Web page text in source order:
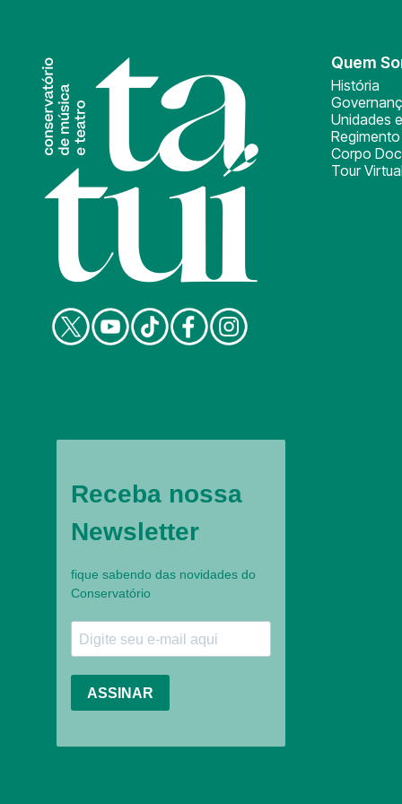
Quem
História
Unidades
Corpo
Tour